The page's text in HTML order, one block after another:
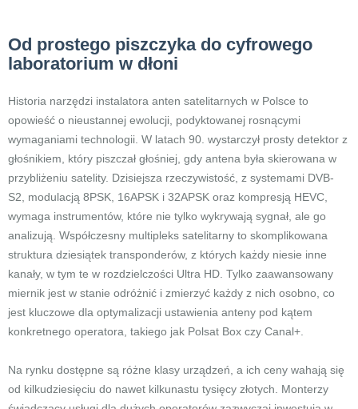
Od prostego piszczyka do cyfrowego
laboratorium w dłoni
Historia narzędzi instalatora anten satelitarnych w Polsce to
opowieść o nieustannej ewolucji, podyktowanej rosnącymi
wymaganiami technologii. W latach 90. wystarczył prosty detektor z
głośnikiem, który piszczał głośniej, gdy antena była skierowana w
przybliżeniu satelity. Dzisiejsza rzeczywistość, z systemami DVB-
S2, modulacją 8PSK, 16APSK i 32APSK oraz kompresją HEVC,
wymaga instrumentów, które nie tylko wykrywają sygnał, ale go
analizują. Współczesny multipleks satelitarny to skomplikowana
struktura dziesiątek transponderów, z których każdy niesie inne
kanały, w tym te w rozdzielczości Ultra HD. Tylko zaawansowany
miernik jest w stanie odróżnić i zmierzyć każdy z nich osobno, co
jest kluczowe dla optymalizacji ustawienia anteny pod kątem
konkretnego operatora, takiego jak Polsat Box czy Canal+.
Na rynku dostępne są różne klasy urządzeń, a ich ceny wahają się
od kilkudziesięciu do nawet kilkunastu tysięcy złotych. Monterzy